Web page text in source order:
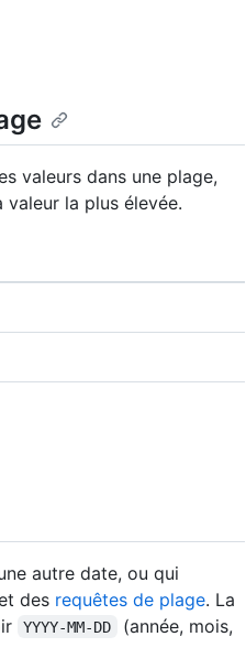
valeurs dans une plage,
la plus élevée.
autre date, ou qui
des requêtes de plage. La
YYYY-MM-DD
(année, mois,